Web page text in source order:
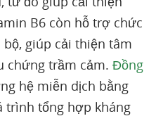
B6 còn hỗ trợ chức
giúp cải thiện tâm
chứng trầm cảm. Đồng
hệ miễn dịch bằng
trình tổng hợp kháng